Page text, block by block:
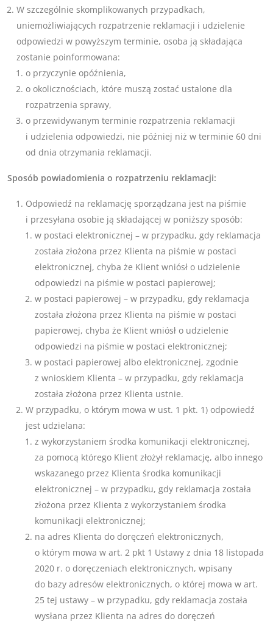
W szczególnie skomplikowanych przypadkach,
uniemożliwiających rozpatrzenie reklamacji i udzielenie
odpowiedzi w powyższym terminie, osoba ją składająca
zostanie poinformowana:
o przyczynie opóźnienia,
o okolicznościach, które muszą zostać ustalone dla
rozpatrzenia sprawy,
o przewidywanym terminie rozpatrzenia reklamacji
i udzielenia odpowiedzi, nie później niż w terminie 60 dni
od dnia otrzymania reklamacji.
Sposób powiadomienia o rozpatrzeniu reklamacji:
Odpowiedź na reklamację sporządzana jest na piśmie
i przesyłana osobie ją składającej w poniższy sposób:
w postaci elektronicznej – w przypadku, gdy reklamacja
została złożona przez Klienta na piśmie w postaci
elektronicznej, chyba że Klient wniósł o udzielenie
odpowiedzi na piśmie w postaci papierowej;
w postaci papierowej – w przypadku, gdy reklamacja
została złożona przez Klienta na piśmie w postaci
papierowej, chyba że Klient wniósł o udzielenie
odpowiedzi na piśmie w postaci elektronicznej;
w postaci papierowej albo elektronicznej, zgodnie
z wnioskiem Klienta – w przypadku, gdy reklamacja
została złożona przez Klienta ustnie.
W przypadku, o którym mowa w ust. 1 pkt. 1) odpowiedź
jest udzielana:
z wykorzystaniem środka komunikacji elektronicznej,
za pomocą którego Klient złożył reklamację, albo innego
wskazanego przez Klienta środka komunikacji
elektronicznej – w przypadku, gdy reklamacja została
złożona przez Klienta z wykorzystaniem środka
komunikacji elektronicznej;
na adres Klienta do doręczeń elektronicznych,
o którym mowa w art. 2 pkt 1 Ustawy z dnia 18 listopada
2020 r. o doręczeniach elektronicznych, wpisany
do bazy adresów elektronicznych, o której mowa w art.
25 tej ustawy – w przypadku, gdy reklamacja została
wysłana przez Klienta na adres do doręczeń